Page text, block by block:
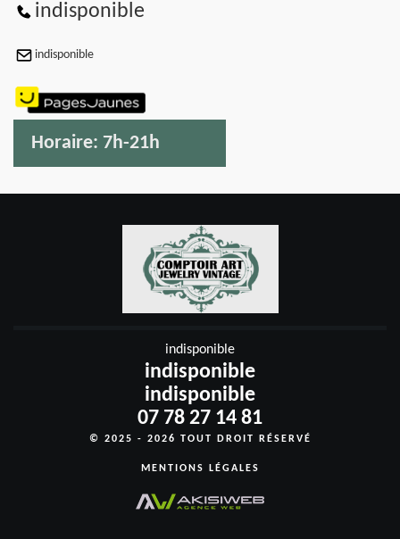
indisponible
indisponible
Horaire: 7h-21h
indisponible
indisponible
indisponible
07 78 27 14 81
© 2025 - 2026 TOUT DROIT RÉSERVÉ
MENTIONS LÉGALES